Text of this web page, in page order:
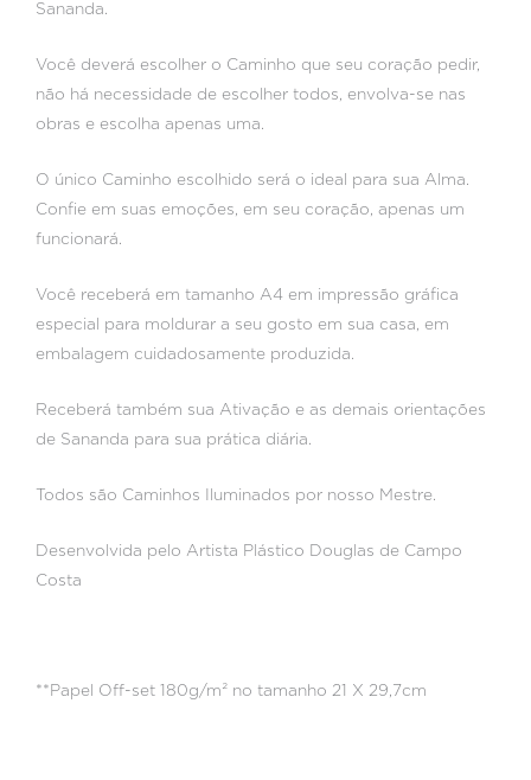
Sananda.
Você deverá escolher o Caminho que seu coração pedir,
não há necessidade de escolher todos, envolva-se nas
obras e escolha apenas uma.
O único Caminho escolhido será o ideal para sua Alma.
Confie em suas emoções, em seu coração, apenas um
funcionará.
Você receberá em tamanho A4 em impressão gráfica
especial para moldurar a seu gosto em sua casa, em
embalagem cuidadosamente produzida.
Receberá também sua Ativação e as demais orientações
de Sananda para sua prática diária.
Todos são Caminhos Iluminados por nosso Mestre.
Desenvolvida pelo Artista Plástico Douglas de Campo
Costa
**Papel Off-set 180g/m² no tamanho 21 X 29,7cm